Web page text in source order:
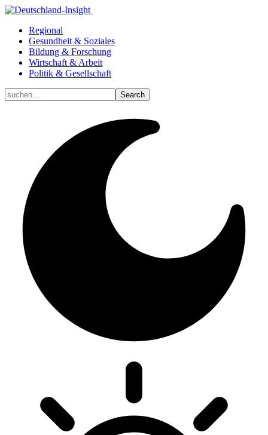
Regional
Gesundheit & Soziales
Bildung & Forschung
Wirtschaft & Arbeit
Politik & Gesellschaft